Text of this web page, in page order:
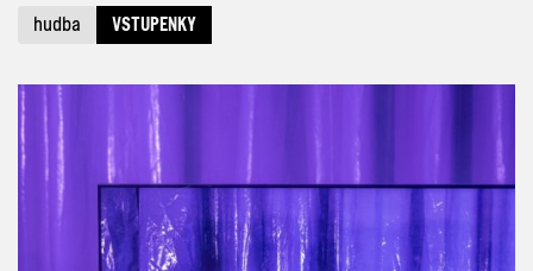
hudba VSTUPENKY